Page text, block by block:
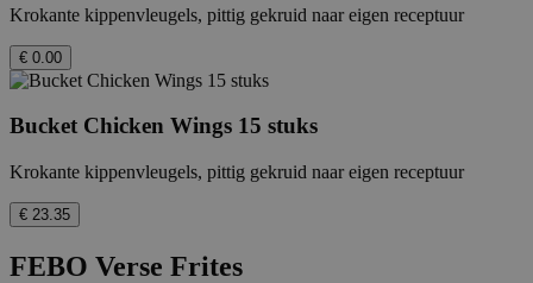
Krokante kippenvleugels, pittig gekruid naar eigen receptuur
€ 0.00
Bucket Chicken Wings 15 stuks
Krokante kippenvleugels, pittig gekruid naar eigen receptuur
€ 23.35
FEBO Verse Frites